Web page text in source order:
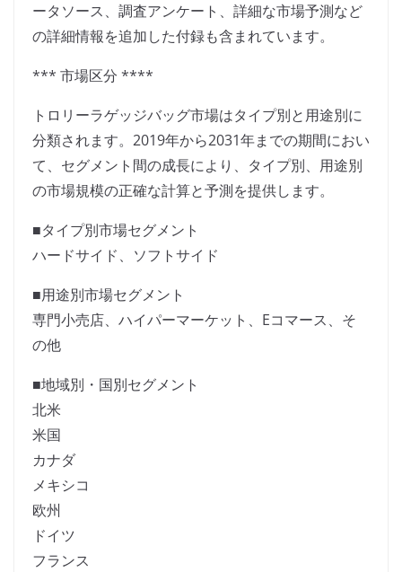
ータソース、調査アンケート、詳細な市場予測など
の詳細情報を追加した付録も含まれています。
*** 市場区分 ****
トロリーラゲッジバッグ市場はタイプ別と用途別に
分類されます。2019年から2031年までの期間におい
て、セグメント間の成長により、タイプ別、用途別
の市場規模の正確な計算と予測を提供します。
■タイプ別市場セグメント
ハードサイド、ソフトサイド
■用途別市場セグメント
専門小売店、ハイパーマーケット、Eコマース、そ
の他
■地域別・国別セグメント
北米
米国
カナダ
メキシコ
欧州
ドイツ
フランス